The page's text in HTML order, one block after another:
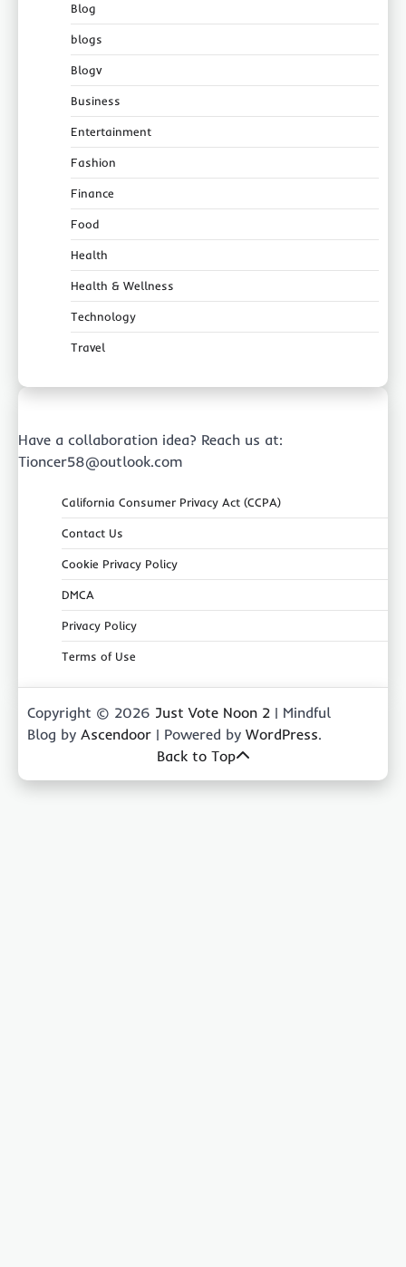
Blog
blogs
Blogv
Business
Entertainment
Fashion
Finance
Food
Health
Health & Wellness
Technology
Travel
Have a collaboration idea? Reach us at:
Tioncer58@outlook.com
California Consumer Privacy Act (CCPA)
Contact Us
Cookie Privacy Policy
DMCA
Privacy Policy
Terms of Use
Copyright © 2026 Just Vote Noon 2 | Mindful
Blog by Ascendoor | Powered by WordPress.
Back to Top